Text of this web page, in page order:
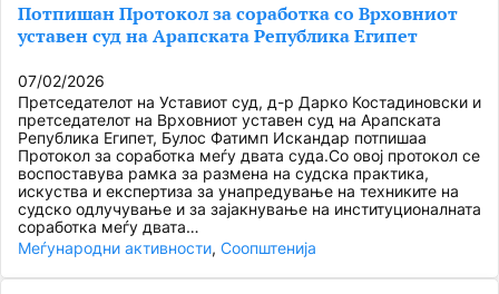
Потпишан Протокол за соработка со Врховниот
уставен суд на Арапската Република Египет
07/02/2026
Претседателот на Уставиот суд, д-р Дарко Костадиновски и
претседателот на Врховниот уставен суд на Арапската
Република Египет, Булос Фатимп Искандар потпишаа
Протокол за соработка меѓу двата суда.Со овој протокол се
воспоставува рамка за размена на судска практика,
искуства и експертиза за унапредување на техниките на
судско одлучување и за зајакнување на институционалната
соработка меѓу двата…
Меѓународни активности, Соопштенија